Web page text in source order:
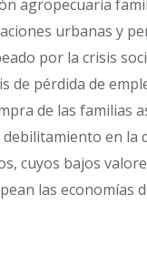
agropecuaria
urbanas y
por la crisis
de pérdida de
de las familias
en la
cuyos bajos
las economías